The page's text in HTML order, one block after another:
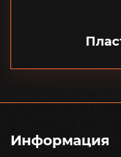
Информация